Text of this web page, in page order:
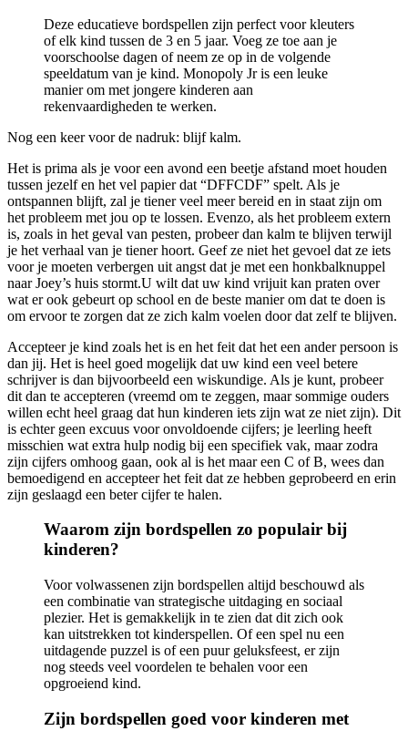
Deze educatieve bordspellen zijn perfect voor kleuters
of elk kind tussen de 3 en 5 jaar. Voeg ze toe aan je
voorschoolse dagen of neem ze op in de volgende
speeldatum van je kind. Monopoly Jr is een leuke
manier om met jongere kinderen aan
rekenvaardigheden te werken.
Nog een keer voor de nadruk: blijf kalm.
Het is prima als je voor een avond een beetje afstand moet houden
tussen jezelf en het vel papier dat “DFFCDF” spelt. Als je
ontspannen blijft, zal je tiener veel meer bereid en in staat zijn om
het probleem met jou op te lossen. Evenzo, als het probleem extern
is, zoals in het geval van pesten, probeer dan kalm te blijven terwijl
je het verhaal van je tiener hoort. Geef ze niet het gevoel dat ze iets
voor je moeten verbergen uit angst dat je met een honkbalknuppel
naar Joey’s huis stormt.U wilt dat uw kind vrijuit kan praten over
wat er ook gebeurt op school en de beste manier om dat te doen is
om ervoor te zorgen dat ze zich kalm voelen door dat zelf te blijven.
Accepteer je kind zoals het is en het feit dat het een ander persoon is
dan jij. Het is heel goed mogelijk dat uw kind een veel betere
schrijver is dan bijvoorbeeld een wiskundige. Als je kunt, probeer
dit dan te accepteren (vreemd om te zeggen, maar sommige ouders
willen echt heel graag dat hun kinderen iets zijn wat ze niet zijn). Dit
is echter geen excuus voor onvoldoende cijfers; je leerling heeft
misschien wat extra hulp nodig bij een specifiek vak, maar zodra
zijn cijfers omhoog gaan, ook al is het maar een C of B, wees dan
bemoedigend en accepteer het feit dat ze hebben geprobeerd en erin
zijn geslaagd een beter cijfer te halen.
Waarom zijn bordspellen zo populair bij
kinderen?
Voor volwassenen zijn bordspellen altijd beschouwd als
een combinatie van strategische uitdaging en sociaal
plezier. Het is gemakkelijk in te zien dat dit zich ook
kan uitstrekken tot kinderspellen. Of een spel nu een
uitdagende puzzel is of een puur geluksfeest, er zijn
nog steeds veel voordelen te behalen voor een
opgroeiend kind.
Zijn bordspellen goed voor kinderen met